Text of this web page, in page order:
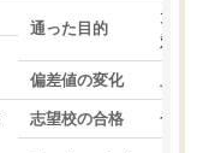
通った目的
大学
対策
偏差値の変化 上が
志望校の合格 合格